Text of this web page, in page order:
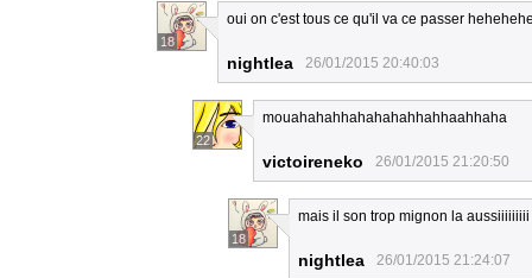
18
oui on c'est tous ce qu'il va ce passer
nightlea 26/01/2015 20:40:03
22
mouahahahhahahahahhahhaahhaha
victoireneko 26/01/2015 21:20:50
18
mais il son trop mignon la aussiiiiiiiii
nightlea 26/01/2015 21:24:07